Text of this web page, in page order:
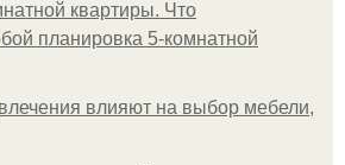
квартиры. Что
планировка 5-комнатной
влияют на выбор мебели,